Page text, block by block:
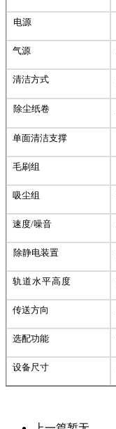
电源
气源
清洁方式
除尘纸卷
单面清洁支撑
毛刷组
吸尘组
速度/噪音
除静电装置
轨道水平高度
传送方向
选配功能
设备尺寸